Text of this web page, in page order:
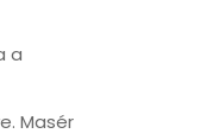
a
Masér